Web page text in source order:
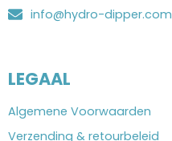
info@hydro-dipper.com
LEGAAL
Algemene Voorwaarden
Verzending & retourbeleid